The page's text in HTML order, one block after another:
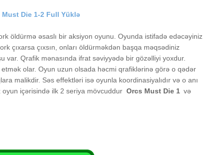
Must Die 1-2 Full Yüklə
öldürmə əsaslı bir aksiyon oyunu. Oyunda istifadə edəcəyiniz
çıxarsa çıxsın, onları öldürməkdən başqa məqsədiniz
var. Qrafik mənasında ifrat səviyyədə bir gözəlliyi yoxdur.
olar. Oyun uzun olsada həcmi qrafiklərinə görə o qədər
malikdir. Səs effektləri isə oyunla koordinasiyalıdır və o anı
içərisində ilk 2 seriya mövcuddur Orcs Must Die 1 və